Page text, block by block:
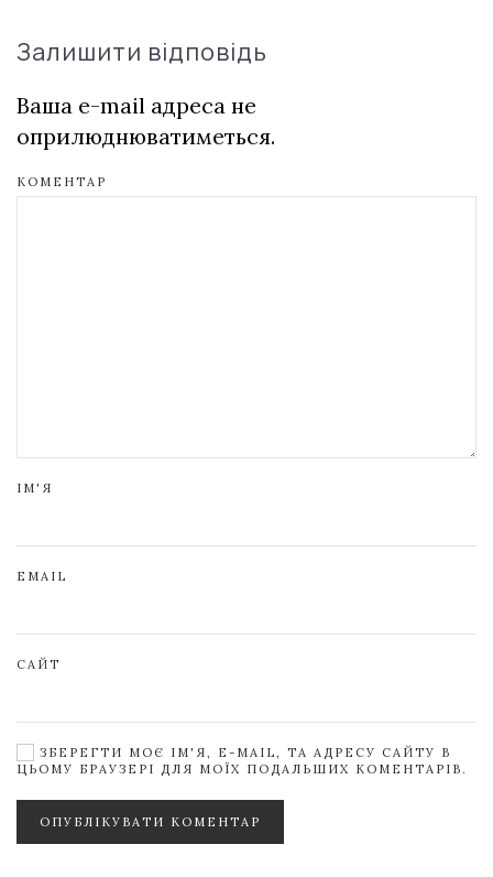
Залишити відповідь
Ваша e-mail адреса не
оприлюднюватиметься.
КОМЕНТАР
ІМ'Я
EMAIL
САЙТ
ЗБЕРЕГТИ МОЄ ІМ'Я, E-MAIL, ТА АДРЕСУ САЙТУ В
ЦЬОМУ БРАУЗЕРІ ДЛЯ МОЇХ ПОДАЛЬШИХ КОМЕНТАРІВ.
ОПУБЛІКУВАТИ КОМЕНТАР